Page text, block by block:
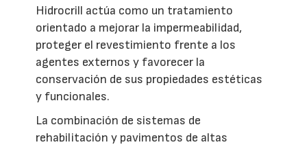
Hidrocrill actúa como un tratamiento
orientado a mejorar la impermeabilidad,
proteger el revestimiento frente a los
agentes externos y favorecer la
conservación de sus propiedades estéticas
y funcionales.
La combinación de sistemas de
rehabilitación y pavimentos de altas